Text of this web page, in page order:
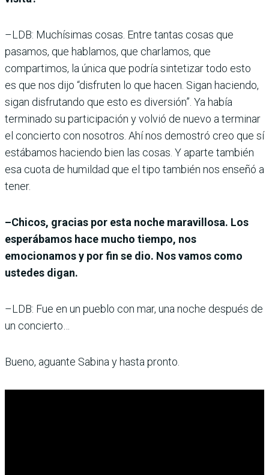
–LDB: Muchísimas cosas. Entre tantas cosas que
pasamos, que hablamos, que charlamos, que
compartimos, la única que podría sintetizar todo esto
es que nos dijo “disfruten lo que hacen. Sigan haciendo,
sigan disfrutando que esto es diversión”. Ya había
terminado su participación y volvió de nuevo a terminar
el concierto con nosotros. Ahí nos demostró creo que sí
estábamos haciendo bien las cosas. Y aparte también
esa cuota de humildad que el tipo también nos enseñó a
tener.
–Chicos, gracias por esta noche maravillosa. Los
esperábamos hace mucho tiempo, nos
emocionamos y por fin se dio. Nos vamos como
ustedes digan.
–LDB: Fue en un pueblo con mar, una noche después de
un concierto…
Bueno, aguante Sabina y hasta pronto.